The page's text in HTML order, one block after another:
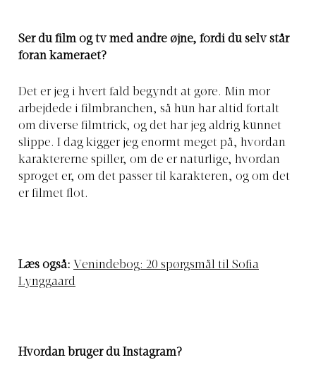
Ser du film og tv med andre øjne, fordi du selv står
foran kameraet?
Det er jeg i hvert fald begyndt at gøre. Min mor
arbejdede i filmbranchen, så hun har altid fortalt
om diverse filmtrick, og det har jeg aldrig kunnet
slippe. I dag kigger jeg enormt meget på, hvordan
karaktererne spiller, om de er naturlige, hvordan
sproget er, om det passer til karakteren, og om det
er filmet flot.
Læs også: Venindebog: 20 spørgsmål til Sofia
Lynggaard
Hvordan bruger du Instagram?